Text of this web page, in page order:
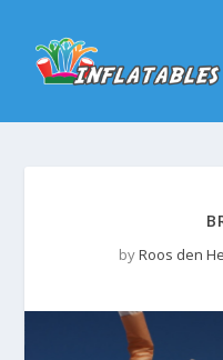
byRoos den